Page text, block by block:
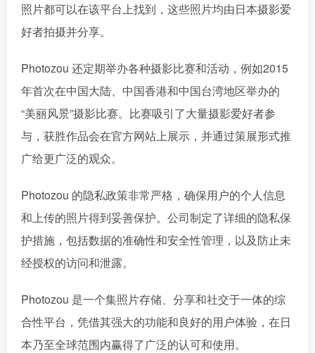
照片都可以在该平台上找到，这些照片均由日本摄影爱
好者拍摄并分享。
Photozou 还定期举办各种摄影比赛和活动，例如2015
年首次在中国大陆、中国香港和中国台湾地区举办的
“美丽风景”摄影比赛。比赛吸引了大量摄影爱好者参
与，获胜作品会在官方网站上展示，并通过策展形式推
广给更广泛的观众。
Photozou 的隐私政策非常严格，确保用户的个人信息
和上传的照片得到妥善保护。公司制定了详细的隐私保
护措施，包括数据的准确性和安全性管理，以及防止未
经授权的访问和泄露。
Photozou 是一个集照片存储、分享和社交于一体的综
合性平台，凭借其强大的功能和良好的用户体验，在日
本乃至全球范围内赢得了广泛的认可和使用。